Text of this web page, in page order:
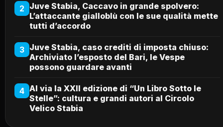
2 Juve Stabia, Caccavo in grande spolvero:
L’attaccante gialloblù con le sue qualità mette
tutti d’accordo
3 Juve Stabia, caso crediti di imposta chiuso:
Archiviato l’esposto del Bari, le Vespe
possono guardare avanti
4 Al via la XXII edizione di “Un Libro Sotto le
Stelle”: cultura e grandi autori al Circolo
Velico Stabia